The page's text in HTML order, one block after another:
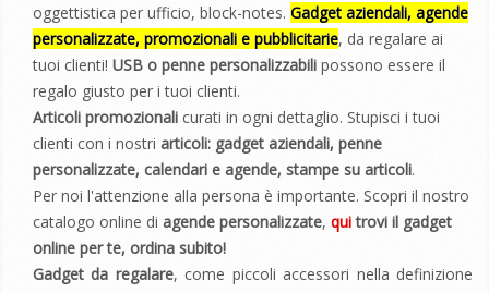
oggettistica per ufficio, block-notes. Gadget aziendali, agende
personalizzate, promozionali e pubblicitarie, da regalare ai
tuoi clienti! USB o penne personalizzabili possono essere il
regalo giusto per i tuoi clienti.
Articoli promozionali curati in ogni dettaglio. Stupisci i tuoi
clienti con i nostri articoli: gadget aziendali, penne
personalizzate, calendari e agende, stampe su articoli.
Per noi l'attenzione alla persona è importante. Scopri il nostro
catalogo online di agende personalizzate, quitrovi il gadget
online per te, ordina subito!
Gadget da regalare, come piccoli accessori nella definizione